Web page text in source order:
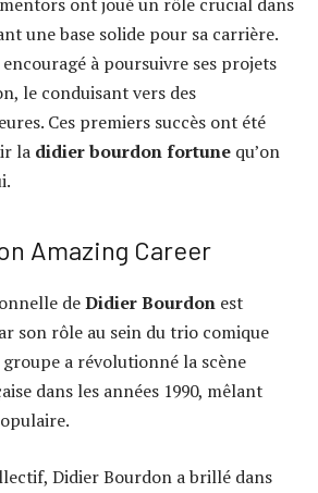
une base solide pour sa carrière.
à poursuivre ses projets
le conduisant vers des
Ces premiers succès ont été
la didier bourdon fortune qu’on
Amazing Career
deDidier Bourdon est
son rôle au sein du trio comique
groupe a révolutionné la scène
dans les années 1990, mêlant
Didier Bourdon a brillé dans